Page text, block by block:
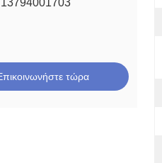
τώρα